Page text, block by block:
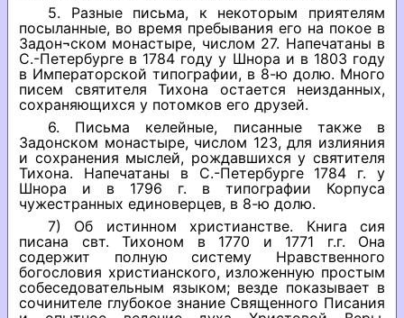
5. Разные письма, к некоторым приятелям
посыланные, во время пребывания его на покое в
Задон¬ском монастыре, числом 27. Напечатаны в
С.-Петербурге в 1784 году у Шнора и в 1803 году
в Императорской типографии, в 8-ю долю. Много
писем святителя Тихона остается неизданных,
сохраняющихся у потомков его друзей.
6. Письма келейные, писанные также в
Задонском монастыре, числом 123, для излияния
и сохранения мыслей, рождавшихся у святителя
Тихона. Напечатаны в С.-Петербурге 1784 г. у
Шнора и в 1796 г. в типографии Корпуса
чужестранных единоверцев, в 8-ю долю.
7) Об истинном христианстве. Книга сия
писана свт. Тихоном в 1770 и 1771 г.г. Она
содержит полную систему Нравственного
богословия христианского, изложенную простым
собеседовательным языком; везде показывает в
сочинителе глубокое знание Священного Писания